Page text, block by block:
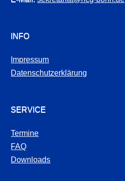
INFO
Impressum
Datenschutzerklärung
SERVICE
Termine
FAQ
Downloads